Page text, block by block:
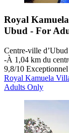
Royal
Ubud - For
Centre-ville d’Ubud
‐À 1,04 km du
9,8/10
Royal Kamuela
Adults Only